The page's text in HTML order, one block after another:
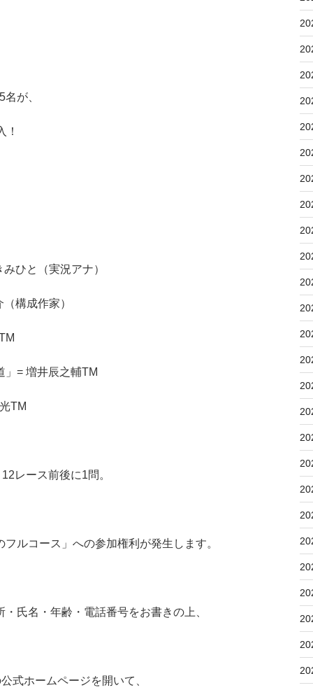
が、
！
ひと（実況アナ）
構成作家）
」= 増井辰之輔TM
TM
レース前後に1問。
ルコース」への参加権利が発生します。
氏名・年齢・電話番号をお書きの上、
式ホームページを開いて、